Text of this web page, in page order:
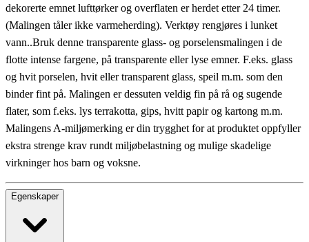
dekorerte emnet lufttørker og overflaten er herdet etter 24 timer.
(Malingen tåler ikke varmeherding). Verktøy rengjøres i lunket
vann..Bruk denne transparente glass- og porselensmalingen i de
flotte intense fargene, på transparente eller lyse emner. F.eks. glass
og hvit porselen, hvit eller transparent glass, speil m.m. som den
binder fint på. Malingen er dessuten veldig fin på rå og sugende
flater, som f.eks. lys terrakotta, gips, hvitt papir og kartong m.m.
Malingens A-miljømerking er din trygghet for at produktet oppfyller
ekstra strenge krav rundt miljøbelastning og mulige skadelige
virkninger hos barn og voksne.
Egenskaper